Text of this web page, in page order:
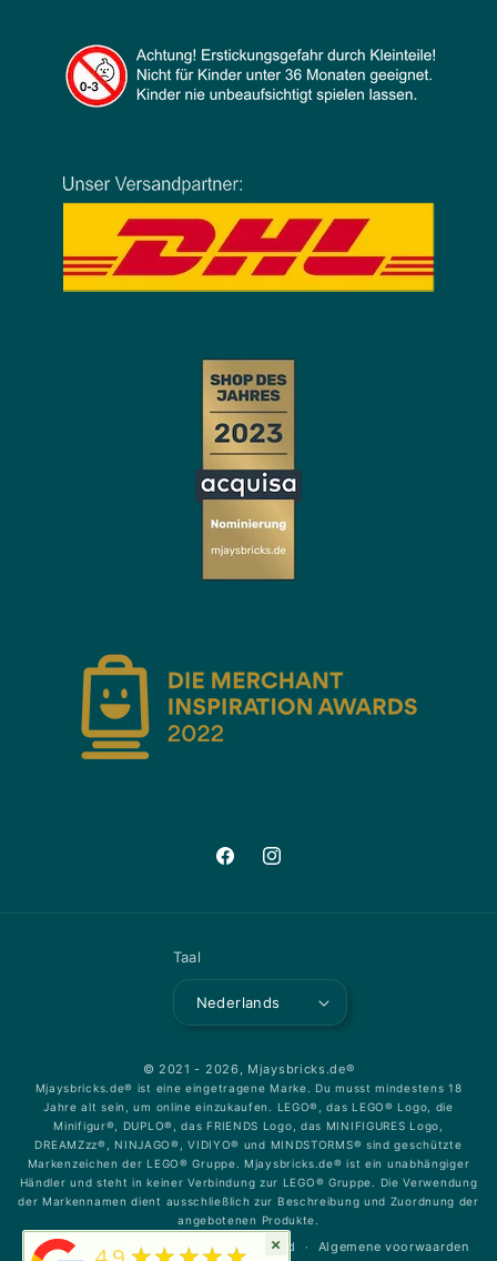
FacebookInstagram
Taal
Nederlands
© 2021 - 2026, Mjaysbricks.de®
Mjaysbricks.de® ist eine eingetragene Marke. Du musst mindestens 18
Jahre alt sein, um online einzukaufen. LEGO®, das LEGO® Logo, die
Minifigur®, DUPLO®, das FRIENDS Logo, das MINIFIGURES Logo,
DREAMZzz®, NINJAGO®, VIDIYO® und MINDSTORMS® sind geschützte
Markenzeichen der LEGO® Gruppe. Mjaysbricks.de® ist ein unabhängiger
Händler und steht in keiner Verbindung zur LEGO® Gruppe. Die Verwendung
der Markennamen dient ausschließlich zur Beschreibung und Zuordnung der
angebotenen Produkte.
Terugbetalingsbeleid Privacybeleid Algemene voorwaarden
×